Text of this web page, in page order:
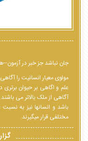
جان نباشد جز خبر در آزمون--
مولوی معیار انسانیت را
علم و اگاهی بر حیوان برتری
آگاهی از ملک بالاتر می
باشد و انسانها نیز به
مختلفی قرار میگیرند.